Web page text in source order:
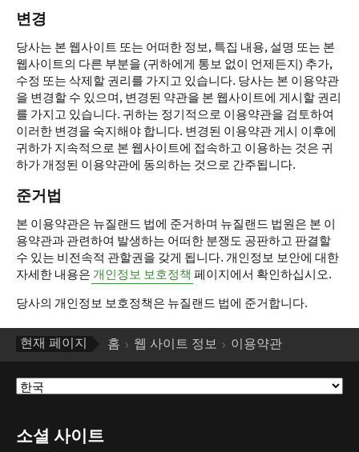
변경
당사는 본 웹사이트 또는 어떠한 정보, 특집 내용, 설명 또는 본
웹사이트의 다른 부분을 (귀하에게 통보 없이 언제든지) 추가,
수정 또는 삭제할 권리를 가지고 있습니다. 당사는 본 이용약관
을 변경할 수 있으며, 변경된 약관을 본 웹사이트에 게시할 권리
를 가지고 있습니다. 귀하는 정기적으로 이용약관을 검토하여
이러한 변경을 숙지해야 합니다. 변경된 이용약관 게시 이후에
귀하가 지속적으로 본 웹사이트에 접속하고 이용하는 것은 귀
하가 개정된 이용약관에 동의하는 것으로 간주됩니다.
준거법
본 이용약관은 뉴질랜드 법에 준거하며 뉴질랜드 법원은 본 이
용약관과 관련하여 발생하는 어떠한 분쟁도 공판하고 판결할
수 있는 비전속적 관할권을 갖게 됩니다. 개인정보 보안에 대한
자세한 내용은 개인정보 보호정책 페이지에서 확인하십시오.
당사의 개인정보 보호정책은 뉴질랜드 법에 준거합니다.
현재 페이지 홈 웹 사이트 정보 이용약관
소셜 사이트